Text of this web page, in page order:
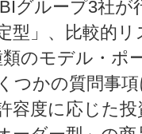
グループ3社
型」、比較的
のモデル・ポ
つかの質問事
容度に応じた